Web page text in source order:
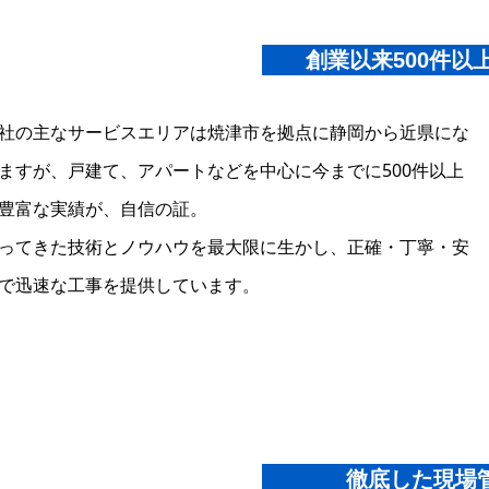
創業以来500件以
の主なサービスエリアは焼津市を拠点に静岡から近県にな
すが、戸建て、アパートなどを中心に今までに500件以上
富な実績が、自信の証。
てきた技術とノウハウを最大限に生かし、正確・丁寧・安
迅速な工事を提供しています。
徹底した現場